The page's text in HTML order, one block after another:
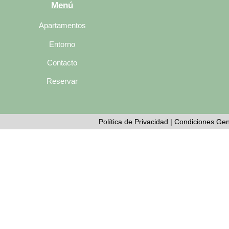
Menú
Apartamentos
Entorno
Contacto
Reservar
Política de Privacidad | Condiciones